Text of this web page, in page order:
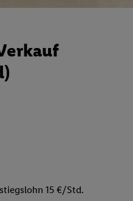
15 €/Std.